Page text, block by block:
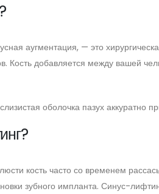
аугментация, — это
Кость добавляется между вашей
оболочка пазух
кость часто со временем
зубного импланта. Синус-